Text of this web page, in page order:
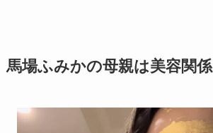
馬場ふみかの母親は美容関係